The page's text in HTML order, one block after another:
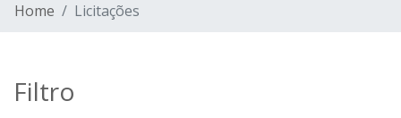
Home Licitações
Filtro